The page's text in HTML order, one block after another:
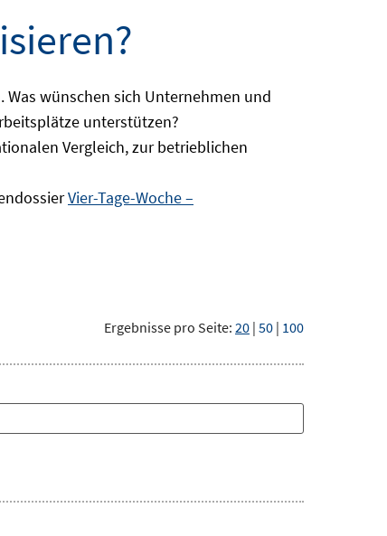
wünschen sich Unternehmen und
unterstützen?
Vergleich, zur betrieblichen
Vier-Tage-Woche –
Ergebnisse pro Seite: 20 | 50 | 100